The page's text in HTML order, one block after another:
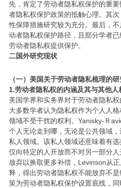
先，肯定了劳动者隐私权保护的重
者隐私权保护政策的抵触心理。其
性保障措施研究较为充分。最后，
动者隐私权保护路径，且部分学者
劳动者隐私权提供保护。
二国外研究现状
（一）美国关于劳动者隐私梳理的研
1.劳动者隐私权的内涵及其与其他人
美国学界和实务界对于劳动者隐私
大多数学者认为隐私权作为个人人
领域不受干扰的权利。Yanisky-Ｒ
个人无论走到哪，无论是公共领域
私人领域。该私人领域还意味着有
仅向特定的人开放而不对另一部分
放弃以换取更多补偿，Levinson从
释，得出劳动者隐私权不能放弃不
策为劳动者隐私权保护设置底线，